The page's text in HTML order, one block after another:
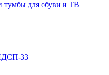
тумбы для обуви и ТВ
33